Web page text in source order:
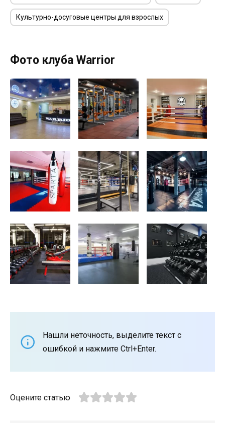
Культурно-досуговые центры для взрослых
Фото клуба Warrior
Нашли неточность, выделите текст с
ошибкой и нажмите Ctrl+Enter.
Оцените статью